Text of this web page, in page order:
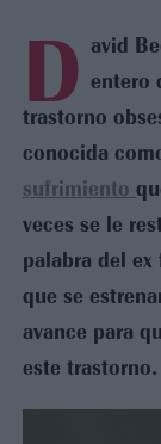
D avid
entero
trastorno
conocida
sufrimiento
veces se le
palabra del
que se
avance para
este trastorno.